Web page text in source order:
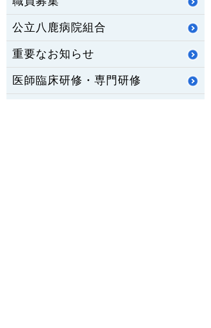
公立八鹿病院組合
重要なお知らせ
医師臨床研修・専門研修